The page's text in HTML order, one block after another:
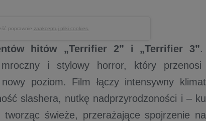
poprawnie zaakceptuj pliki cookies.
hitów „Terrifier 2” i „Terrifier 3”.
i stylowy horror, który przenosi
poziom. Film łączy intensywny klimat
slashera, nutkę nadprzyrodzoności i – ku
świeże, przerażające spojrzenie na